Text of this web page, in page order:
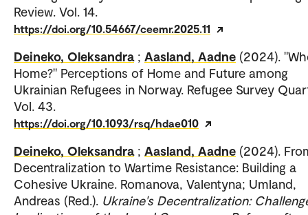
Review. Vol. 14.
https://doi.org/10.54667/ceemr.2025.11
Deineko, Oleksandra ; Aasland, Aadne (2024).
Home?" Perceptions of Home and Future among
Ukrainian Refugees in Norway. Refugee Survey
Vol. 43.
https://doi.org/10.1093/rsq/hdae010
Deineko, Oleksandra ; Aasland, Aadne (2024).
Decentralization to Wartime Resistance: Building a
Cohesive Ukraine. Romanova, Valentyna; Umland,
Andreas (Red.). Ukraine's Decentralization: